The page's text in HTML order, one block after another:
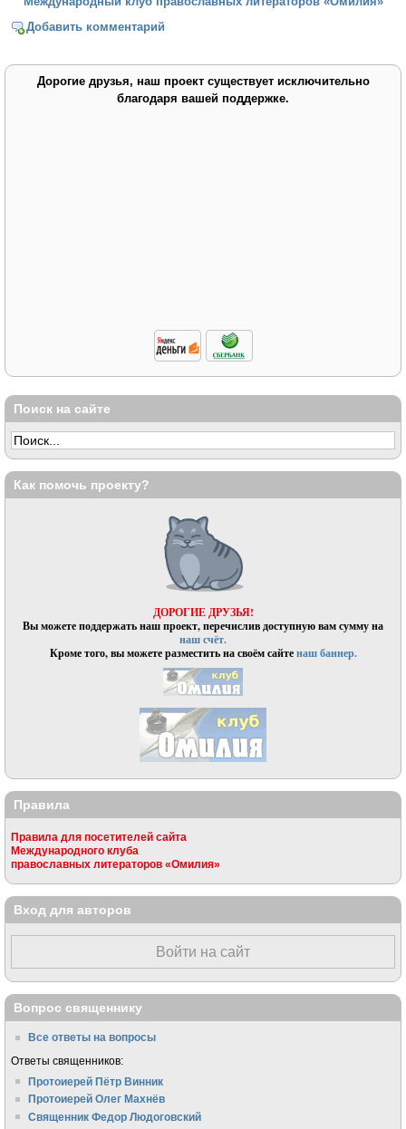
Добавить комментарий
Дорогие друзья, наш проект существует исключительно
благодаря вашей поддержке.
Поиск на сайте
Как помочь проекту?
ДОРОГИЕ ДРУЗЬЯ!
Вы можете поддержать наш проект, перечислив доступную вам сумму на
наш счёт.
Кроме того, вы можете разместить на своём сайтенаш баннер.
Правила
Правила для посетителей сайта
Международного клуба
православных литераторов «Омилия»
Вход для авторов
Войти на сайт
Вопрос священнику
Все ответы на вопросы
Ответы священников:
Протоиерей Пётр Винник
Протоиерей Олег Махнёв
Священник Федор Людоговский